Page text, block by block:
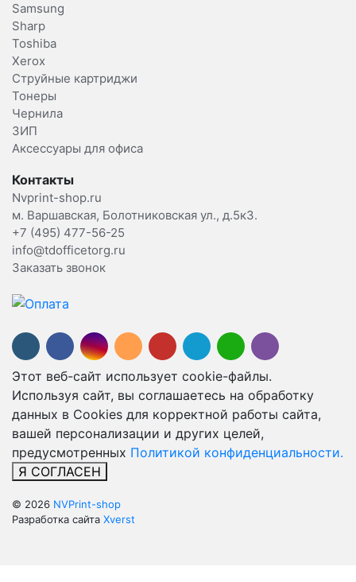
Samsung
Sharp
Toshiba
Xerox
Струйные картриджи
Тонеры
Чернила
ЗИП
Аксессуары для офиса
Контакты
Nvprint-shop.ru
м. Варшавская, Болотниковская ул., д.5к3.
+7 (495) 477-56-25
info@tdofficetorg.ru
Заказать звонок
Этот веб-сайт использует cookie-файлы.
Используя сайт, вы соглашаетесь на обработку
данных в Cookies для корректной работы сайта,
вашей персонализации и других целей,
предусмотренных Политикой конфиденциальности.
Я СОГЛАСЕН
© 2026 NVPrint-shop
Разработка сайта Xverst